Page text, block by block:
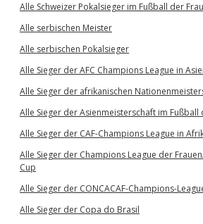
Alle Schweizer Pokalsieger im Fußball der
Alle serbischen Meister
Alle serbischen Pokalsieger
Alle Sieger der AFC Champions League in
Alle Sieger der afrikanischen
Alle Sieger der Asienmeisterschaft im Fußball
Alle Sieger der CAF-Champions League in
Alle Sieger der Champions League der
Cup
Alle Sieger der CONCACAF-Champions-
Alle Sieger der Copa do Brasil